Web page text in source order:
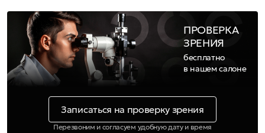
ПРОВЕРКА
ЗРЕНИЯ
бесплатно
в нашем салоне
Записаться на проверку зрения
Перезвоним и согласуем удобную дату и время